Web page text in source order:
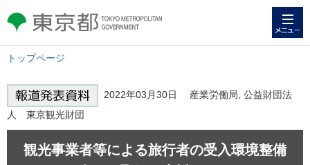
東京都 TOKYO METROPOLITAN
GOVERNMENT
トップページ
2022年03月30日 産業労働局, 公益財団法
人 東京観光財団
観光事業者等による旅行者の受入環境整備